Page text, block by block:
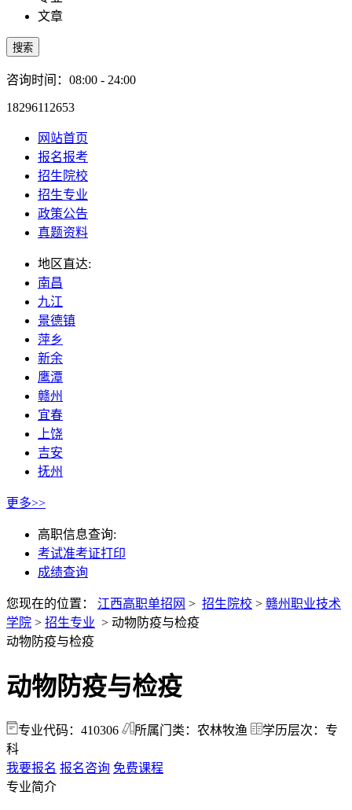
文章
搜索
咨询时间：08:00 - 24:00
18296112653
网站首页
报名报考
招生院校
招生专业
政策公告
真题资料
地区直达:
南昌
九江
景德镇
萍乡
新余
鹰潭
赣州
宜春
上饶
吉安
抚州
更多>>
高职信息查询:
考试准考证打印
成绩查询
您现在的位置： 江西高职单招网 > 招生院校 > 赣州职业技术
学院 > 招生专业 > 动物防疫与检疫
动物防疫与检疫
动物防疫与检疫
专业代码：410306 所属门类：农林牧渔
学历层次：专
科
我要报名 报名咨询 免费课程
专业简介